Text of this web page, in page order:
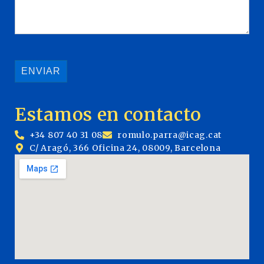
Estamos en contacto
+34 807 40 31 08
romulo.parra@icag.cat
C/ Aragó, 366 Oficina 24, 08009, Barcelona